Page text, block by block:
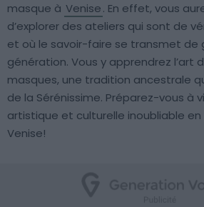
masque à Venise. En effet, vous
d’explorer des ateliers qui sont de
et où le savoir-faire se transmet de
génération. Vous y apprendrez l’art
masques, une tradition ancestrale
de la Sérénissime. Préparez-vous à
artistique et culturelle inoubliable
Venise!